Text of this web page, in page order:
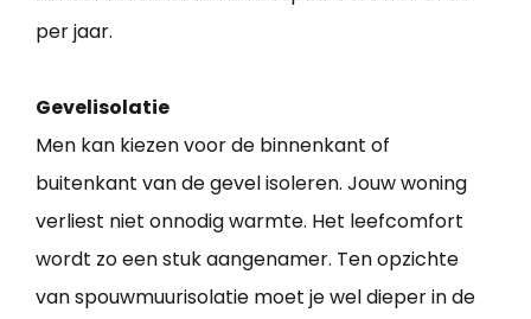
per jaar.
Gevelisolatie
Men kan kiezen voor de binnenkant of
buitenkant van de gevel isoleren. Jouw woning
verliest niet onnodig warmte. Het leefcomfort
wordt zo een stuk aangenamer. Ten opzichte
van spouwmuurisolatie moet je wel dieper in de